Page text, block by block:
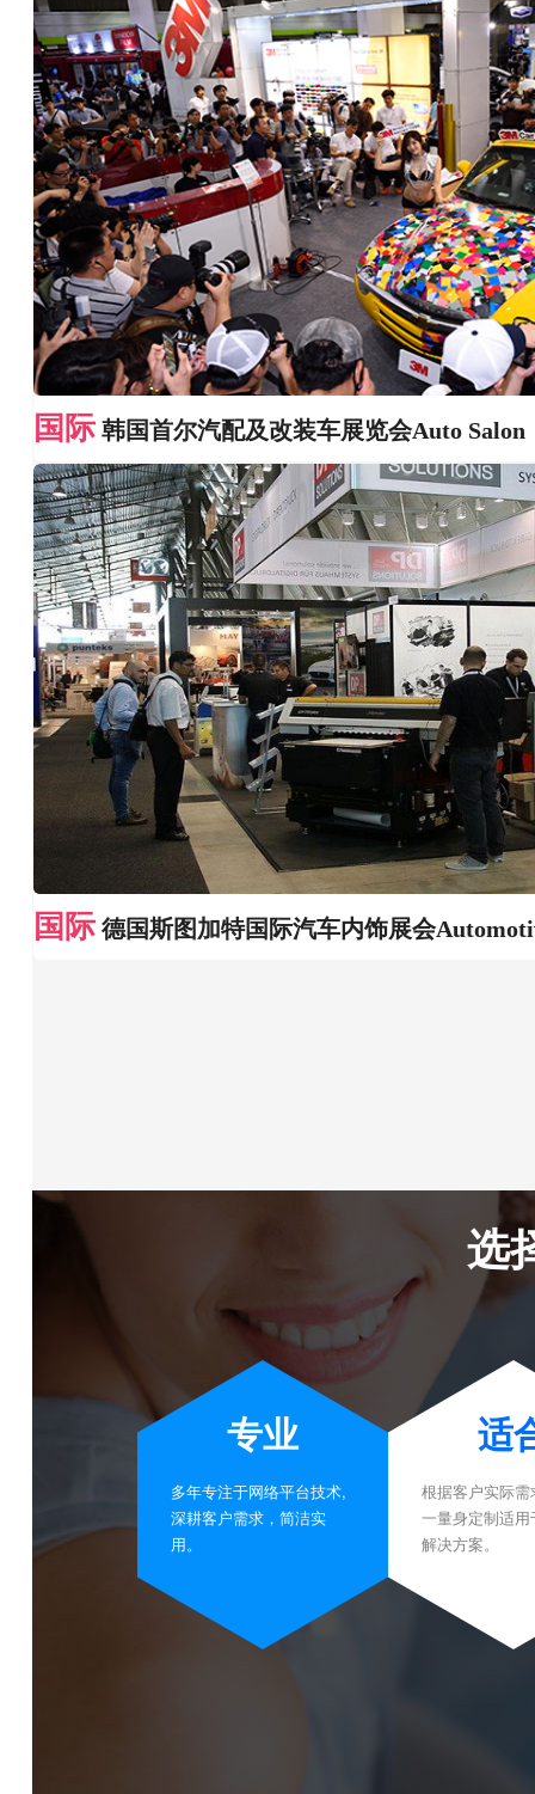
国际 韩国首尔汽配及改装车展览会Auto Salon
国际 德国斯图加特国际汽车内饰展会
选
专业
多年专注于网络平台技术,
深耕客户需求，简洁实
用。
适
根据客户实际
一量身定制适
解决方案。